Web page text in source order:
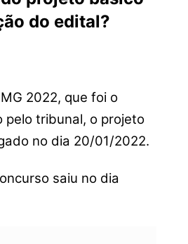
do edital?
2022, que foi o
pelo tribunal, o projeto
no dia 20/01/2022.
saiu no dia